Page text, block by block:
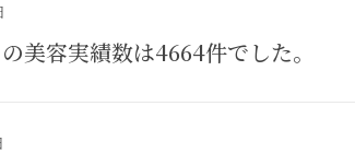
美容実績数は4664件でした。